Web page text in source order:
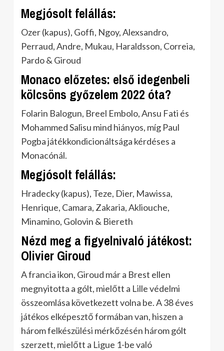
Megjósolt felállás:
Ozer (kapus), Goffi, Ngoy, Alexsandro,
Perraud, Andre, Mukau, Haraldsson, Correia,
Pardo & Giroud
Monaco előzetes: első idegenbeli
kölcsöns győzelem 2022 óta?
Folarin Balogun, Breel Embolo, Ansu Fati és
Mohammed Salisu mind hiányos, míg Paul
Pogba játékkondicionáltsága kérdéses a
Monacónál.
Megjósolt felállás:
Hradecky (kapus), Teze, Dier, Mawissa,
Henrique, Camara, Zakaria, Akliouche,
Minamino, Golovin & Biereth
Nézd meg a figyelnivaló játékost:
Olivier Giroud
A francia ikon, Giroud már a Brest ellen
megnyitotta a gólt, mielőtt a Lille védelmi
összeomlása következett volna be. A 38 éves
játékos elképesztő formában van, hiszen a
három felkészülési mérkőzésén három gólt
szerzett, mielőtt a Ligue 1-be való